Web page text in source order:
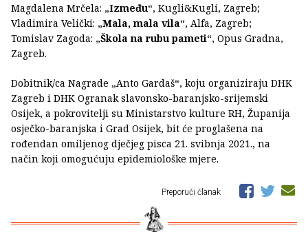
Magdalena Mrčela: „Između“, Kugli&Kugli, Zagreb;
Vladimira Velički: „Mala, mala vila“, Alfa, Zagreb;
Tomislav Zagoda: „Škola na rubu pameti“, Opus Gradna,
Zagreb.
Dobitnik/ca Nagrade „Anto Gardaš“, koju organiziraju DHK
Zagreb i DHK Ogranak slavonsko-baranjsko-srijemski
Osijek, a pokrovitelji su Ministarstvo kulture RH, Županija
osječko-baranjska i Grad Osijek, bit će proglašena na
rođendan omiljenog dječjeg pisca 21. svibnja 2021., na
način koji omogućuju epidemiološke mjere.
Preporuči članak